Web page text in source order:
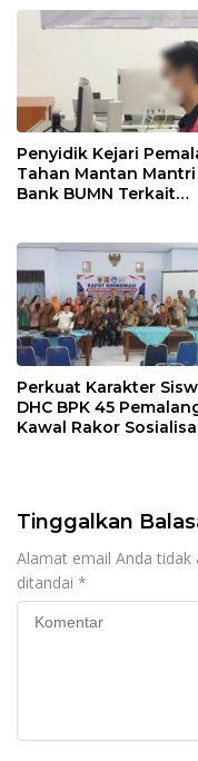
Penyidik Kejari
Tahan Mantan Mantri
Bank BUMN Terkait
Perkuat Karakter
DHC BPK 45
Kawal Rakor
Tinggalkan
Alamat email Anda tidak
ditandai *